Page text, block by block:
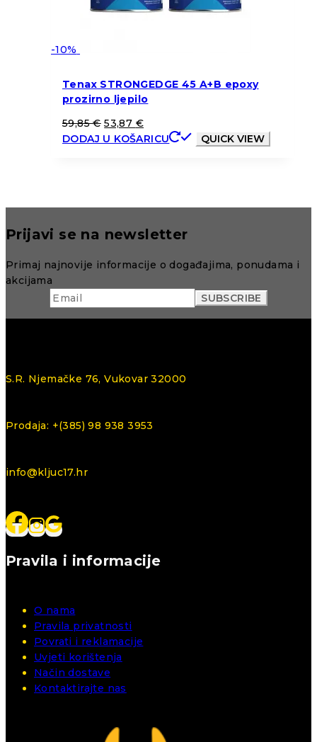
-10%
Tenax STRONGEDGE 45 A+B epoxy
prozirno ljepilo
59,85€ 53,87 €
DODAJ U KOŠARICU
QUICK VIEW
Prijavi se na newsletter
Primaj najnovije informacije o događajima, ponudama i
akcijama
S.R. Njemačke 76, Vukovar 32000
Prodaja: +(385) 98 938 3953
info@kljuc17.hr
Pravila i informacije
O nama
Pravila privatnosti
Povrati i reklamacije
Uvjeti korištenja
Način dostave
Kontaktirajte nas